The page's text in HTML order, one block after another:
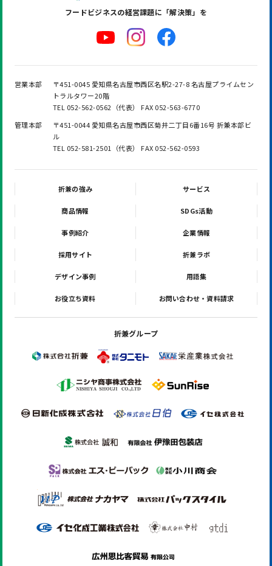
フードビジネスの経営課題に「解決策」を
営業本部
〒451-0045 愛知県名古屋市西区名駅2-27-8 名古屋プライムセン
トラルタワー20階
TEL 052-562-0562（代表） FAX 052-563-6770
管理本部
〒451-0044 愛知県名古屋市西区菊井二丁目6番16号 折兼本部ビ
ル
TEL 052-581-2501（代表） FAX 052-562-0593
折兼の強み サービス
商品情報 SDGs活動
事例紹介 企業情報
採用サイト 折兼ラボ
デザイン事例 用語集
お役立ち資料 お問い合わせ・資料請求
折兼グループ